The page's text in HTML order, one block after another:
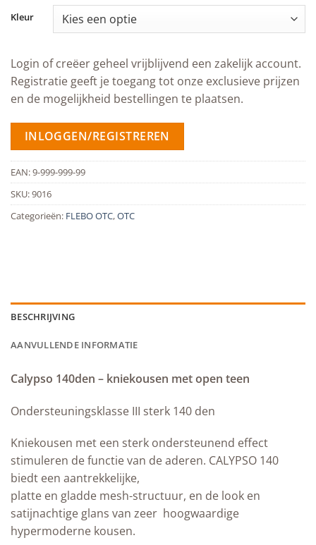
Kleur
Login of creëer geheel vrijblijvend een zakelijk account.
Registratie geeft je toegang tot onze exclusieve prijzen
en de mogelijkheid bestellingen te plaatsen.
INLOGGEN/REGISTREREN
EAN:9-999-999-99
SKU:9016
Categorieën: FLEBO OTC,OTC
BESCHRIJVING
AANVULLENDE INFORMATIE
Calypso 140den – kniekousen met open teen
Ondersteuningsklasse III sterk 140 den
Kniekousen met een sterk ondersteunend effect
stimuleren de functie van de aderen. CALYPSO 140
biedt een aantrekkelijke,
platte en gladde mesh-structuur, en de look en
satijnachtige glans van zeer hoogwaardige
hypermoderne kousen.